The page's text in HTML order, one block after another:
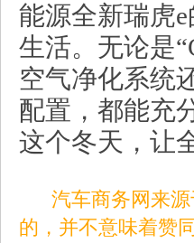
能源全新瑞虎
生活。无论是
空气净化系统
配置，都能充
这个冬天，让
汽车商务网来源
的，并不意味着赞